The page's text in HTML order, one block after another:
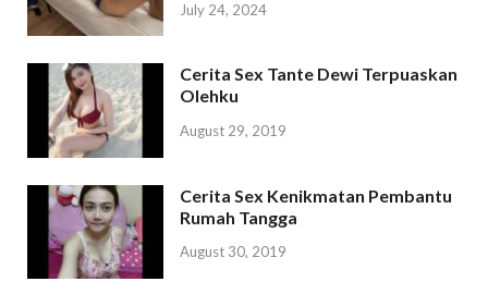
July 24, 2024
Cerita Sex Tante Dewi Terpuaskan
Olehku
August 29, 2019
Cerita Sex Kenikmatan Pembantu
Rumah Tangga
August 30, 2019